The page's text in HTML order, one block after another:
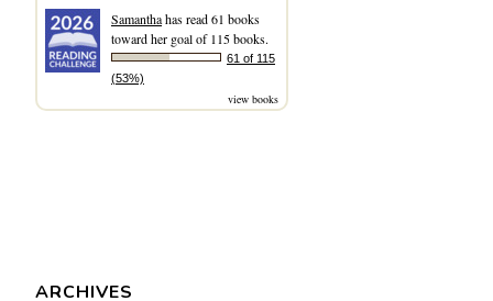
Samanthahas read 61 books
toward her goal of 115 books.
61 of 115
(53%)
view books
ARCHIVES